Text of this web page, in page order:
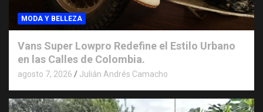
MODA Y BELLEZA
Vans Super Lowpro Redefine el Estilo Urbano
en las Calles de Colombia.
agosto 7, 2026 Julián Andrés Camacho